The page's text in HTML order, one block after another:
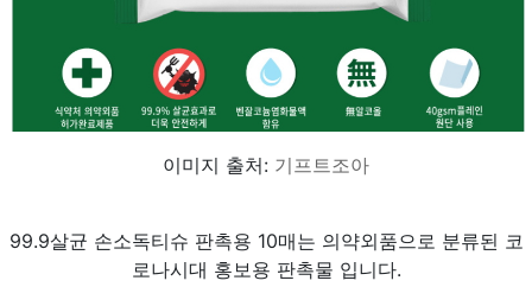
이미지 출처: 기프트조아
99.9살균 손소독티슈 판촉용 10매는 의약외품으로 분류된 코
로나시대 홍보용 판촉물 입니다.